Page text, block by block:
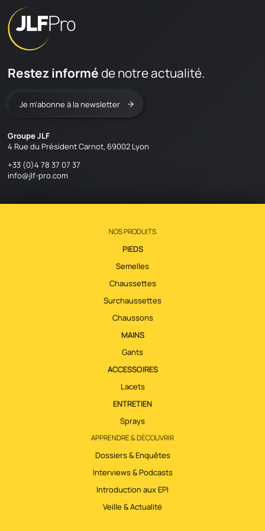
Restez informéde notre actualité.
Je m’abonne à la newsletter
Groupe JLF
4 Rue du Président Carnot, 69002 Lyon
+33 (0)4 78 37 07 37
info@jlf-pro.com
NOS PRODUITS
PIEDS
Semelles
Chaussettes
Surchaussettes
Chaussons
MAINS
Gants
ACCESSOIRES
Lacets
ENTRETIEN
Sprays
APPRENDRE & DÉCOUVRIR
Dossiers & Enquêtes
Interviews & Podcasts
Introduction aux EPI
Veille & Actualité